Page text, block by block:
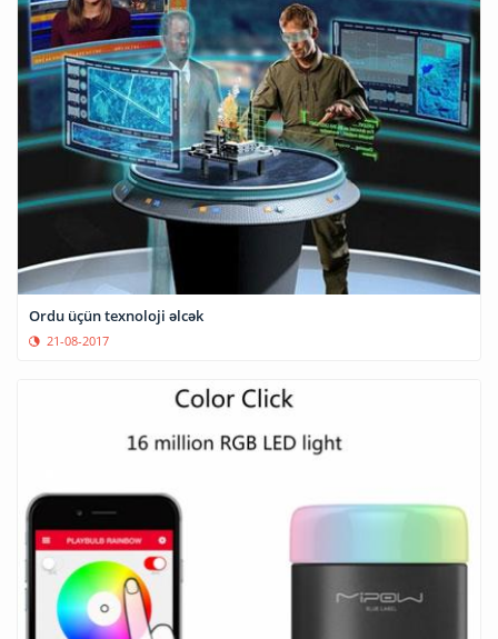
Ordu üçün texnoloji əlcək
21-08-2017